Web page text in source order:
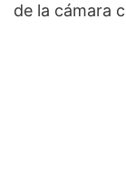
de la cámara